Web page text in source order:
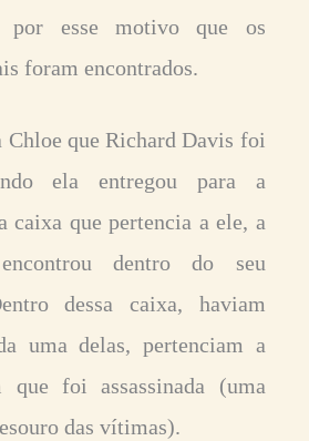
por esse motivo que os
foram encontrados.
Chloe que Richard Davis foi
ela entregou para a
caixa que pertencia a ele, a
dentro do seu
dessa caixa, haviam
uma delas, pertenciam a
que foi assassinada (uma
das vítimas).